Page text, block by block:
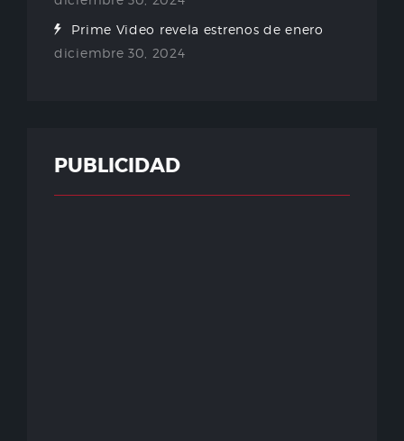
Prime Video revela estrenos de enero
diciembre 30, 2024
PUBLICIDAD